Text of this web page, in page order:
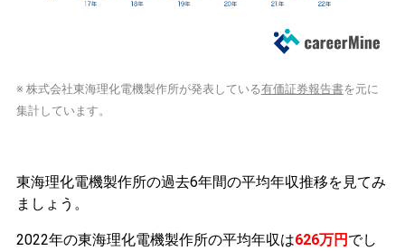
※ 株式会社東海理化電機製作所が発表している有価証券報告書を元に
集計しています。
東海理化電機製作所の過去6年間の平均年収推移を見てみ
ましょう。
2022年の東海理化電機製作所の平均年収は626万円 でし